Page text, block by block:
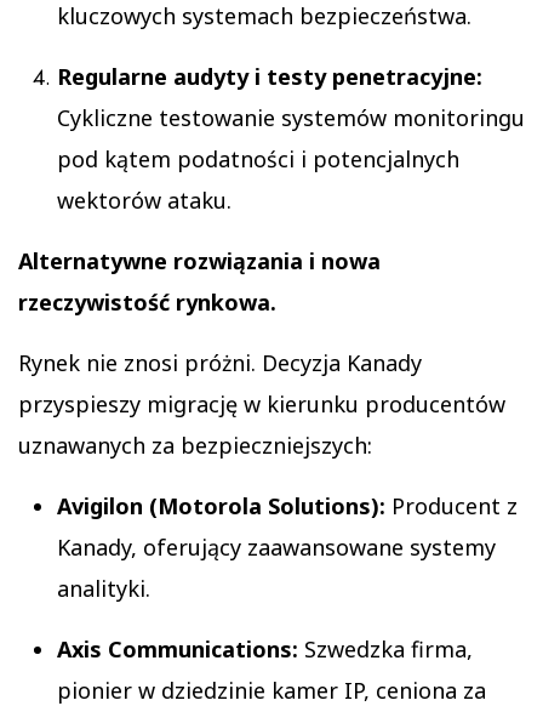
kluczowych systemach bezpieczeństwa.
Regularne audyty i testy penetracyjne:
Cykliczne testowanie systemów monitoringu
pod kątem podatności i potencjalnych
wektorów ataku.
Alternatywne rozwiązania i nowa
rzeczywistość rynkowa.
Rynek nie znosi próżni. Decyzja Kanady
przyspieszy migrację w kierunku producentów
uznawanych za bezpieczniejszych:
Avigilon (Motorola Solutions): Producent z
Kanady, oferujący zaawansowane systemy
analityki.
Axis Communications: Szwedzka firma,
pionier w dziedzinie kamer IP, ceniona za